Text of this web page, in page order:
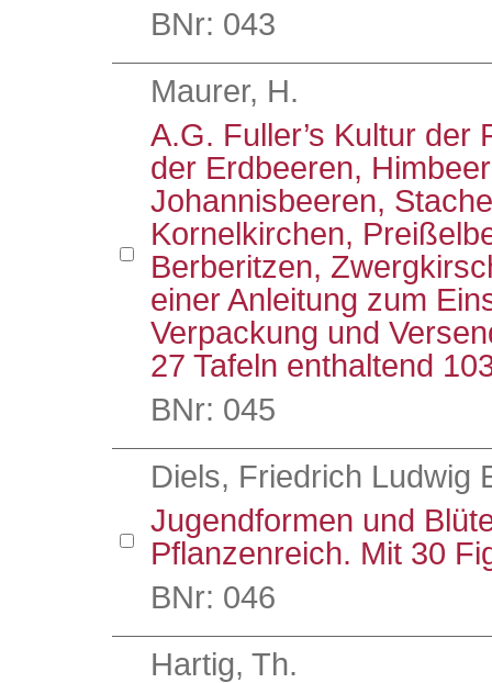
BNr: 043
Maurer, H.
A.G. Fuller’s Kultur der
der Erdbeeren,
Johannisbeeren,
Kornelkirchen,
Berberitzen,
einer Anleitung zum
Verpackung und
27 Tafeln enthaltend
BNr: 045
Diels, Friedrich Ludwig
Jugendformen und
Pflanzenreich. Mit 30
BNr: 046
Hartig, Th.